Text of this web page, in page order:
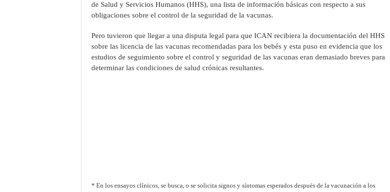
de Salud y Servicios Humanos (HHS), una lista de información básicas con respecto a sus
obligaciones sobre el control de la seguridad de la vacunas.
Pero tuvieron que llegar a una disputa legal para que ICAN recibiera la documentación del HHS
sobre las licencia de las vacunas recomendadas para los bebés y esta puso en evidencia que los
estudios de seguimiento sobre el control y seguridad de las vacunas eran demasiado breves para
determinar las condiciones de salud crónicas resultantes.
* En los ensayos clínicos, se busca, o se solicita signos y síntomas esperados después de la vacunación a los